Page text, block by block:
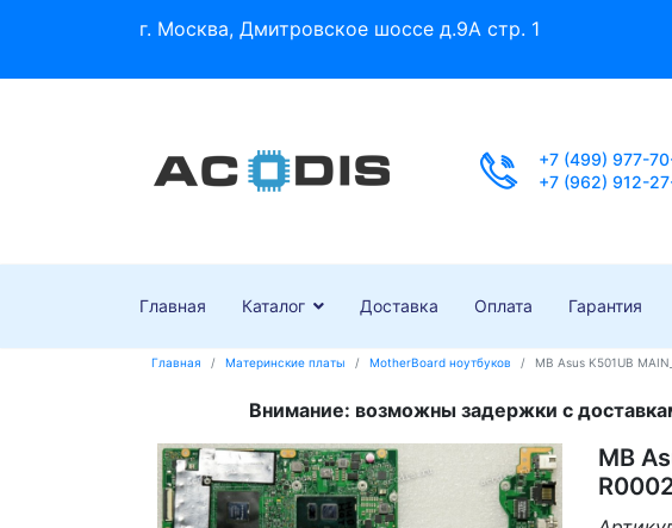
г. Москва, Дмитровское шоссе д.9А стр. 1
+7 (499) 977-
+7 (962) 912-
Главная Каталог Доставка Оплата Гарантия
Главная Материнские платы MotherBoard ноутбуков MB Asus K501UB
Внимание: возможны задержки с
MB